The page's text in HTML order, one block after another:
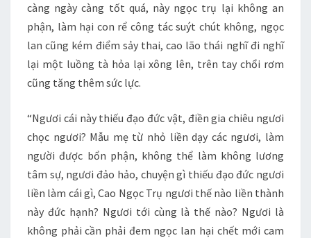
càng ngày càng tốt quá, này ngọc trụ lại không an
phận, làm hại con rể công tác suýt chút không, ngọc
lan cũng kém điểm sảy thai, cao lão thái nghĩ đi nghĩ
lại một luồng tà hỏa lại xông lên, trên tay chổi rơm
cũng tăng thêm sức lực.
“Ngươi cái này thiếu đạo đức vật, điền gia chiêu ngươi
chọc ngươi? Mẫu mẹ từ nhỏ liền dạy các ngươi, làm
người được bổn phận, không thể làm không lương
tâm sự, ngươi đảo hảo, chuyện gì thiếu đạo đức ngươi
liền làm cái gì, Cao Ngọc Trụ ngươi thế nào liền thành
này đức hạnh? Ngươi tới cùng là thế nào? Ngươi là
không phải cần phải đem ngọc lan hại chết mới cam